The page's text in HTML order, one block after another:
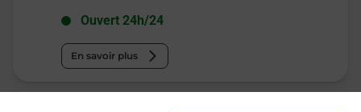
Ouvert 24h/24
En savoir plus